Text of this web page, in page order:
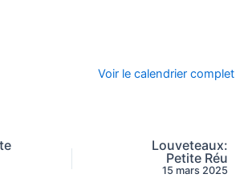
Voir le calendrier complet
Louveteaux:
Petite Réu
15 mars 2025